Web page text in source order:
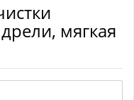
мягкая